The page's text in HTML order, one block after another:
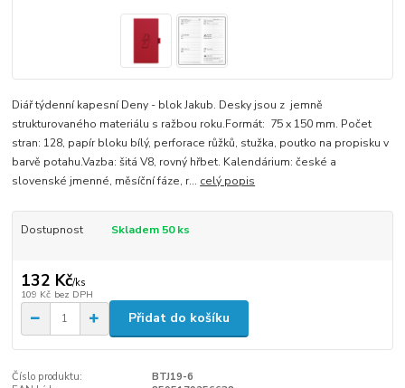
Diář týdenní kapesní Deny - blok Jakub. Desky jsou z jemně
strukturovaného materiálu s ražbou roku.Formát: 75 x 150 mm. Počet
stran: 128, papír bloku bílý, perforace růžků, stužka, poutko na propisku v
barvě potahu.Vazba: šitá V8, rovný hřbet. Kalendárium: české a
slovenské jmenné, měsíční fáze, r... celý popis
Dostupnost Skladem 50 ks
132 Kč/ks
109 Kč bez DPH
Přidat do košíku
Číslo produktu:
BTJ19-6